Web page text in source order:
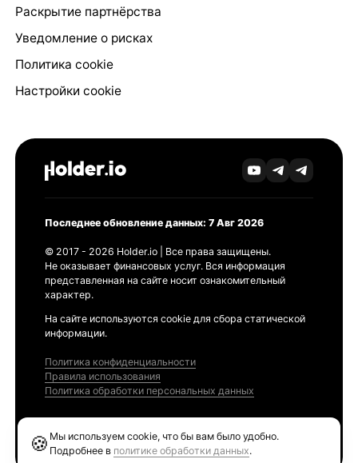
Раскрытие партнёрства
Уведомление о рисках
Политика cookie
Настройки cookie
Последнее обновление данных: 7 Авг 2026
© 2017 - 2026 Holder.io | Все права защищены.
Не оказывает финансовых услуг. Вся информация
представленная на сайте носит ознакомительный
характер.
На сайте используются cookie для сбора статической
информации.
Политика конфиденциальности
Правила использования
Политика обработки персональных данных
🍪 Мы используем cookie, что бы вам было удобно.
Подробнее в политике обработки данных.
Ethereum GAS Tracker